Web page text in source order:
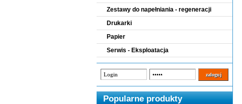
Zestawy do napełniania - regeneracji
Drukarki
Papier
Serwis - Eksploatacja
Popularne produkty